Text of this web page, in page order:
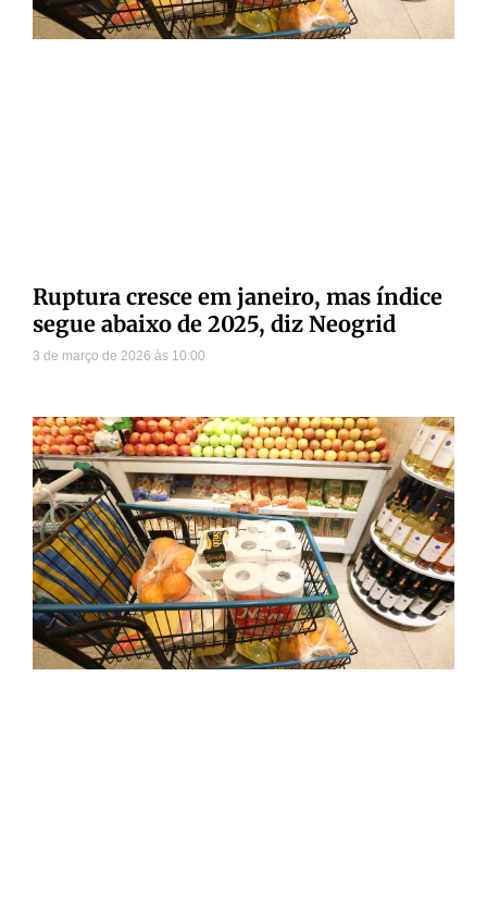
Ruptura cresce em janeiro, mas índice
segue abaixo de 2025, diz Neogrid
3 de março de 2026 10:00